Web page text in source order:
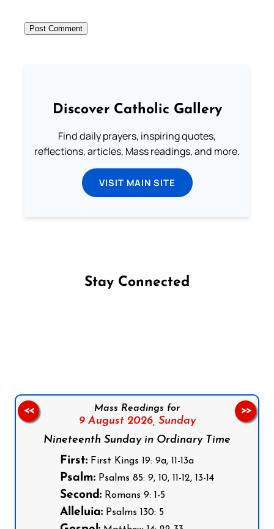
Discover Catholic Gallery
Find daily prayers, inspiring quotes,
reflections, articles, Mass readings, and more.
VISIT MAIN SITE
Stay Connected
Mass Readings for
9 August 2026, Sunday
Nineteenth Sunday in Ordinary Time
First: First Kings 19: 9a, 11-13a
Psalm: Psalms 85: 9, 10, 11-12, 13-14
Second: Romans 9: 1-5
Alleluia: Psalms 130: 5
<< >>